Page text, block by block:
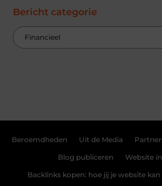
Bericht categorie
Beroemdheden Uit de Media
Blog publiceren Website
Backlinks kopen: hoe jij je website